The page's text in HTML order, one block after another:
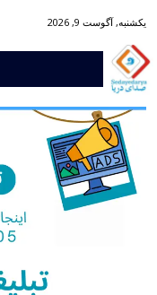
یکشنبه, آگوست 9, 2026